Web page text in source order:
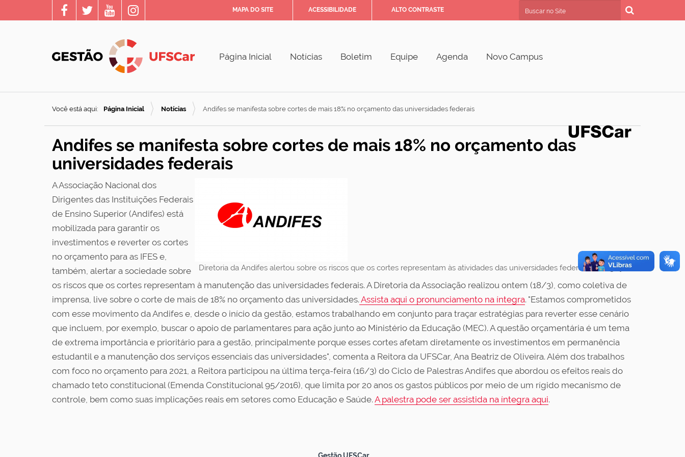
MAPA DO SITE ACESSIBILIDADE ALTO CONTRASTE Busca Avançada…
Página Inicial Notícias Boletim Equipe Agenda Novo Campus
Você está aqui: Página Inicial Notícias Andifes se manifesta sobre cortes de mais 18% no orçamento das universidades federais
Andifes se manifesta sobre cortes de mais 18% no orçamento das
universidades federais
Diretoria da Andifes alertou sobre os riscos que os cortes representam às atividades das universidades federais (Divulgação)
A Associação Nacional dos
Dirigentes das Instituições Federais
de Ensino Superior (Andifes) está
mobilizada para garantir os
investimentos e reverter os cortes
no orçamento para as IFES e,
também, alertar a sociedade sobre
os riscos que os cortes representam à manutenção das universidades federais. A Diretoria da Associação realizou ontem (18/3), como coletiva de
imprensa, live sobre o corte de mais de 18% no orçamento das universidades. Assista aqui o pronunciamento na íntegra. "Estamos comprometidos
com esse movimento da Andifes e, desde o início da gestão, estamos trabalhando em conjunto para traçar estratégias para reverter esse cenário
que incluem, por exemplo, buscar o apoio de parlamentares para ação junto ao Ministério da Educação (MEC). A questão orçamentária é um tema
de extrema importância e prioritário para a gestão, principalmente porque esses cortes afetam diretamente os investimentos em permanência
estudantil e a manutenção dos serviços essenciais das universidades", comenta a Reitora da UFSCar, Ana Beatriz de Oliveira. Além dos trabalhos
com foco no orçamento para 2021, a Reitora participou na última terça-feira (16/3) do Ciclo de Palestras Andifes que abordou os efeitos reais do
chamado teto constitucional (Emenda Constitucional 95/2016), que limita por 20 anos os gastos públicos por meio de um rígido mecanismo de
controle, bem como suas implicações reais em setores como Educação e Saúde. A palestra pode ser assistida na íntegra aqui.